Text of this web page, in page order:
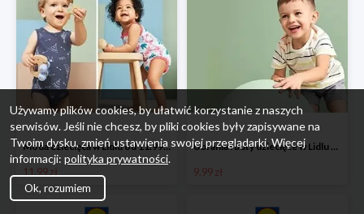
Moda dziecięca w Lidlu od 11.99 zł
11.99 zł
Ubrania i buty dziecięce w Lidlu Online od 9,99 zł
9.99 zł
Używamy plików cookies, by ułatwić korzystanie z naszych
serwisów. Jeśli nie chcesz, by pliki cookies były zapisywane na
Twoim dysku, zmień ustawienia swojej przeglądarki. Więcej
informacji: polityka prywatności.
Ok, rozumiem